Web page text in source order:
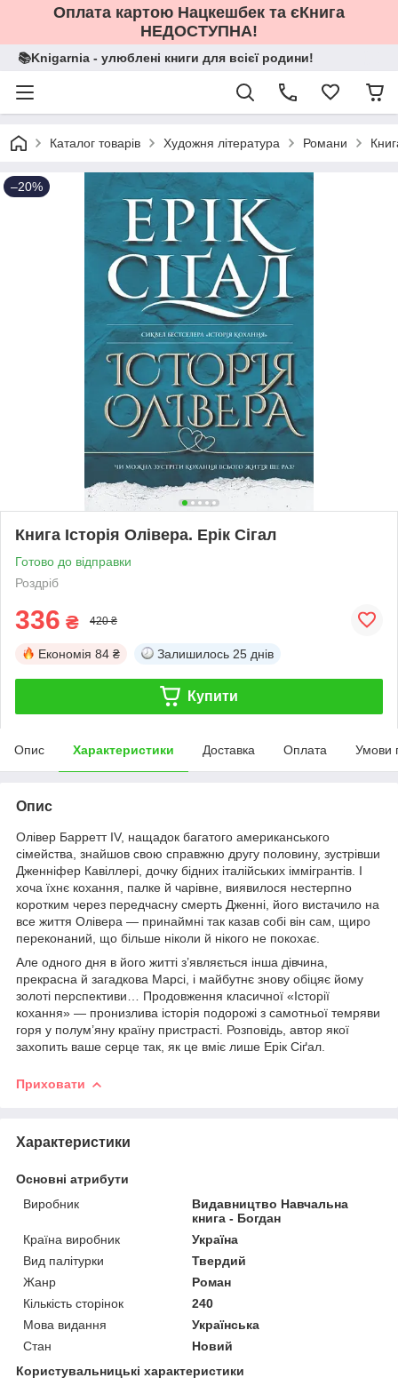
Оплата картою Нацкешбек та єКнига
НЕДОСТУПНА!
📚Knigarnia - улюблені книги для всієї родини!
Каталог товарів Художня література Романи
–20%
Книга Історія Олівера. Ерік Сігал
Готово до відправки
Роздріб
336 ₴ 420 ₴
Економія 84 ₴ Залишилось 25 днів
Купити
Опис Характеристики Доставка Оплата Умови
Опис
Олівер Барретт IV, нащадок багатого американського
сімейства, знайшов свою справжню другу половину, зустрівши
Дженніфер Кавіллері, дочку бідних італійських іммігрантів. І
хоча їхнє кохання, палке й чарівне, виявилося нестерпно
коротким через передчасну смерть Дженні, його вистачило на
все життя Олівера — принаймні так казав собі він сам, щиро
переконаний, що більше ніколи й нікого не покохає.
Але одного дня в його житті з’являється інша дівчина,
прекрасна й загадкова Марсі, і майбутнє знову обіцяє йому
золоті перспективи… Продовження класичної «Історії
кохання» — пронизлива історія подорожі з самотньої темряви
горя у полум’яну країну пристрасті. Розповідь, автор якої
захопить ваше серце так, як це вміє лише Ерік Сіґал.
Приховати
Характеристики
Основні атрибути
Виробник
Видавництво Навчальна
книга - Богдан
Країна виробник
Україна
Вид палітурки
Твердий
Жанр
Роман
Кількість сторінок
240
Мова видання
Українська
Стан
Новий
Користувальницькі характеристики